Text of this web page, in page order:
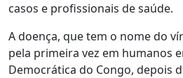
casos e profissionais de saúde.
A doença, que tem o nome do
pela primeira vez em humanos
Democrática do Congo, depois